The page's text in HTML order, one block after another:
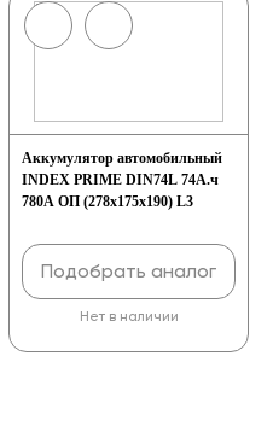
Аккумулятор автомобильный
INDEX PRIME DIN74L 74А.ч
780А ОП (278x175x190) L3
Подобрать аналог
Нет в наличии